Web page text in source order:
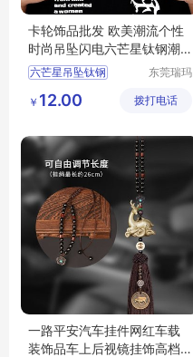
卡轮饰品批发 欧美潮流个性
时尚吊坠闪电六芒星钛钢潮
男配饰
六芒星吊坠钛钢
东莞瑞玛
品有限公
￥ 12.00 拨打电话
一路平安汽车挂件网红车载
装饰品车上后视镜挂饰高档